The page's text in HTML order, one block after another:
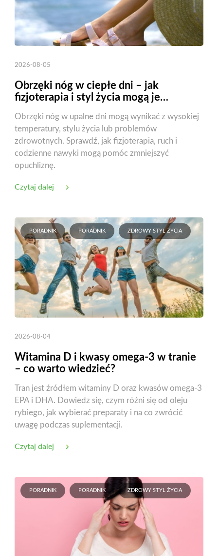
2026-08-05
Obrzęki nóg w ciepłe dni – jak
fizjoterapia i styl życia mogą je
Obrzęki nóg w upalne dni mogą wynikać z wysokiej
temperatury, stylu życia lub problemów
zdrowotnych. Sprawdź, jak fizjoterapia, ruch i
codzienne nawyki mogą pomóc zmniejszyć
opuchliznę.
Czytaj dalej
PORADNIK PORADNIK ZDROWY STYL ŻYCIA
2026-08-04
Witamina D i kwasy omega-3 w tranie
– co warto wiedzieć?
Tran jest źródłem witaminy D oraz kwasów omega-3
EPA i DHA. Dowiedz się, czym różni się od oleju
rybiego, jak wybierać preparaty i na co zwrócić
uwagę podczas suplementacji.
Czytaj dalej
PORADNIK PORADNIK ZDROWY STYL ŻYCIA